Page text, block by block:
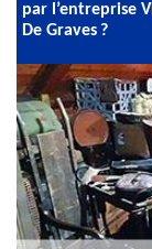
par l’entreprise
De Graves ?